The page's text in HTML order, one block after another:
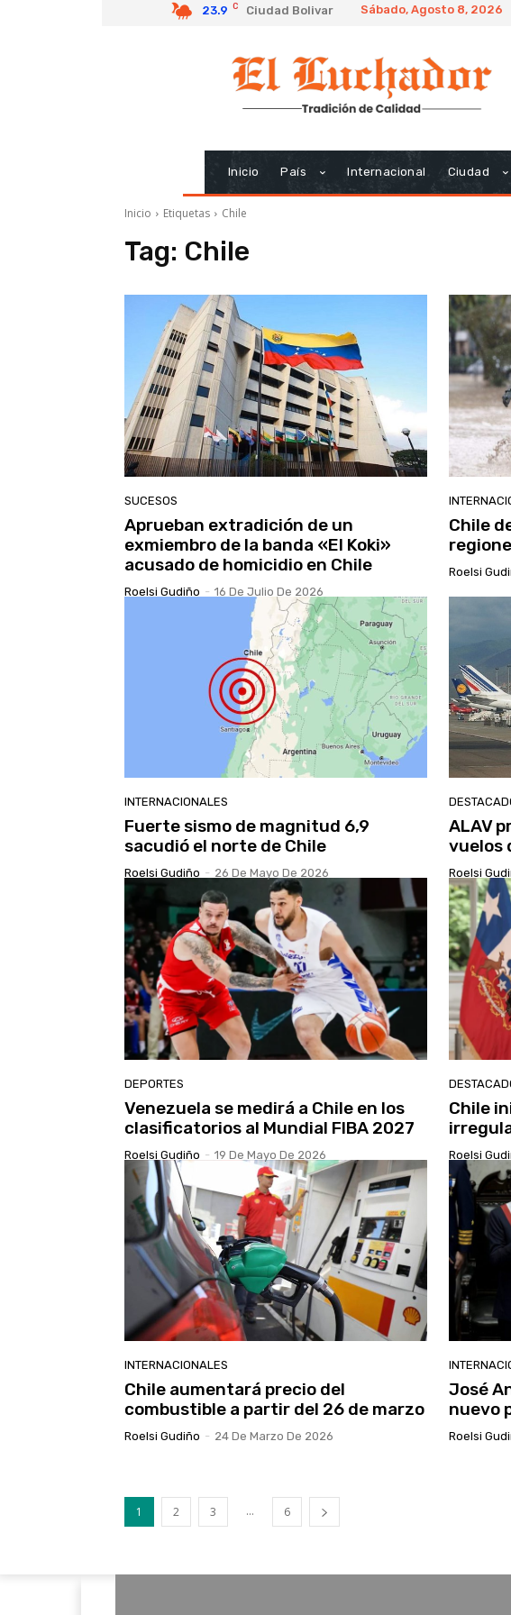
23.9 C Ciudad Bolivar Sábado, Agosto 8, 2026
Inicio País Internacional Ciudad
Inicio Etiquetas Chile
Tag: Chile
SUCESOS
Aprueban extradición de un
exmiembro de la banda «El Koki»
acusado de homicidio en Chile
Roelsi Gudiño - 16 De Julio De 2026
Chile
Roelsi
INTERNACIONALES
Fuerte sismo de magnitud 6,9
sacudió el norte de Chile
Roelsi Gudiño - 26 De Mayo De 2026
ALAV
vuelos
Roelsi
DEPORTES
Venezuela se medirá a Chile en los
clasificatorios al Mundial FIBA 2027
Roelsi Gudiño - 19 De Mayo De 2026
Chile
Roelsi
INTERNACIONALES
Chile aumentará precio del
combustible a partir del 26 de marzo
Roelsi Gudiño - 24 De Marzo De 2026
José
nuevo
Roelsi
1 2 3 ... 6